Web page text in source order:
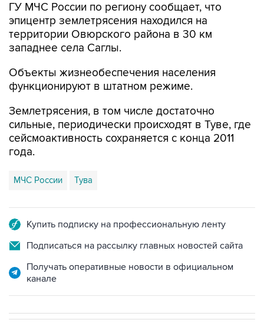
ГУ МЧС России по региону сообщает, что
эпицентр землетрясения находился на
территории Овюрского района в 30 км
западнее села Саглы.
Объекты жизнеобеспечения населения
функционируют в штатном режиме.
Землетрясения, в том числе достаточно
сильные, периодически происходят в Туве, где
сейсмоактивность сохраняется с конца 2011
года.
МЧС России Тува
Купить подписку на профессиональную ленту
Подписаться на рассылку главных новостей сайта
Получать оперативные новости в официальном
канале